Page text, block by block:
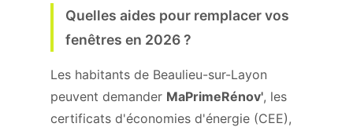
Quelles aides pour remplacer vos
fenêtres en 2026 ?
Les habitants de Beaulieu-sur-Layon
peuvent demander MaPrimeRénov', les
certificats d'économies d'énergie (CEE),